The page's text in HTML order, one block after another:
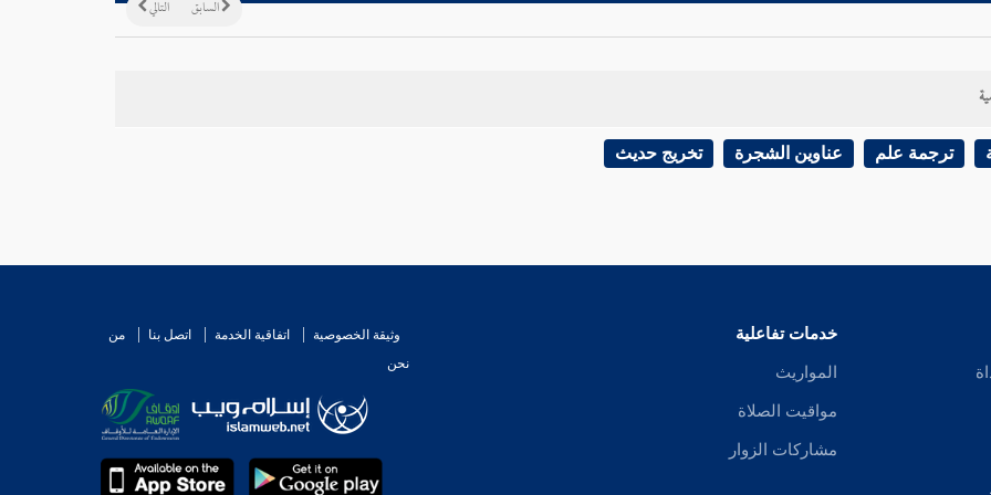
التالي السابق
ترجمة علم عناوين الشجرة تخريج حديث
خدمات تفاعلية
المواريث
مواقيت الصلاة
مشاركات الزوار
وثيقة الخصوصية اتفاقية الخدمة اتصل بنا
من
نحن